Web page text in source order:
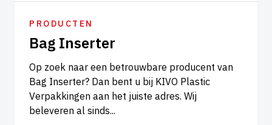
PRODUCTEN
Bag Inserter
Op zoek naar een betrouwbare producent van
Bag Inserter? Dan bent u bij KIVO Plastic
Verpakkingen aan het juiste adres. Wij
beleveren al sinds...